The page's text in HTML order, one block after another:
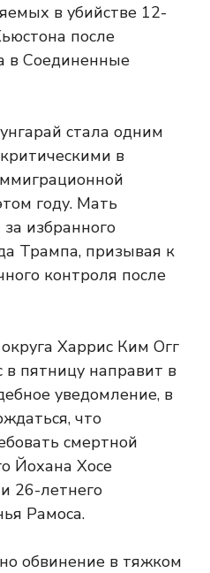
в убийстве 12-
после
в Соединенные
стала одним
в
году. Мать
избранного
Трампа, призывая к
контроля после
Харрис Ким Огг
в пятницу направит в
уведомление, в
что
смертной
Йохана Хосе
26-летнего
Рамоса.
обвинение в тяжком